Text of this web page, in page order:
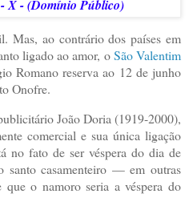
X - (Domínio Público)
Mas, ao contrário dos países em
ligado ao amor, oSão Valentim
Romano reserva ao 12 de junho
Onofre.
João Doria (1919-2000),
comercial e sua única ligação
no fato de ser véspera do dia de
santo casamenteiro — em outras
que o namoro seria a véspera do